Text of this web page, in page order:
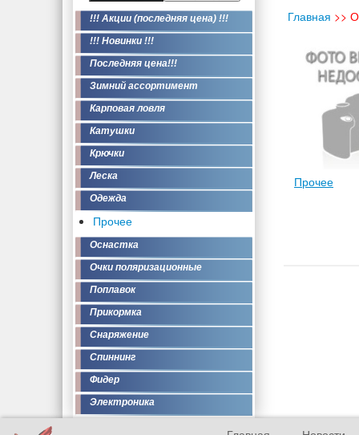
!!! Акции (последняя цена) !!!
!!! Новинки !!!
Последняя цена!!!
Зимний ассортимент
Карповая ловля
Катушки
Крючки
Леска
Одежда
Прочее
Оснастка
Очки поляризационные
Поплавок
Прикормка
Снаряжение
Спиннинг
Фидер
Электроника
Главная >>
Прочее